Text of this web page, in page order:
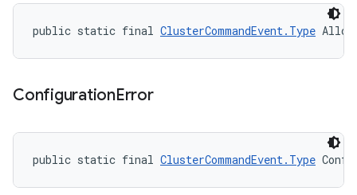
public static final ClusterCommandEvent.Type
ConfigurationError
public static final ClusterCommandEvent.Type